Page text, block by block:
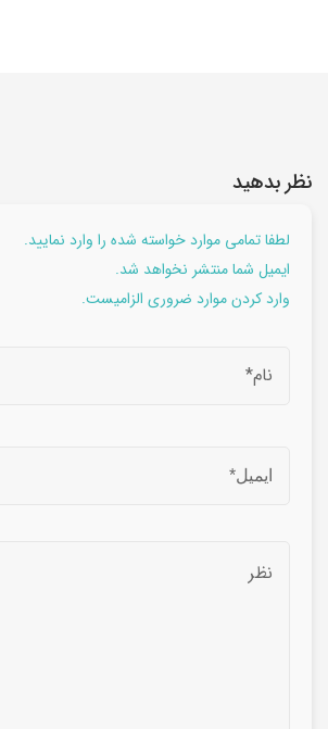
نظر بدهید
لطفا تمامی موارد خواسته شده را وارد نمایید.
ایمیل شما منتشر نخواهد شد.
وارد کردن موارد ضروری الزامیست.